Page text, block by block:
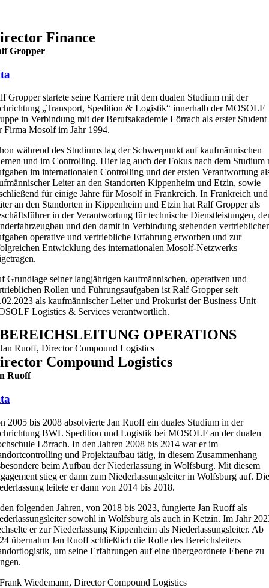
Finance
Gropper
Gropper startete seine Karriere mit dem dualen Studium mit der
„Transport, Spedition & Logistik“ innerhalb der MOSOLF
in Verbindung mit der Berufsakademie Lörrach als erster Student
Firma Mosolf im Jahr 1994.
während des Studiums lag der Schwerpunkt auf kaufmännischen
und im Controlling. Hier lag auch der Fokus nach dem Studium
im internationalen Controlling und der ersten Verantwortung
Leiter an den Standorten Kippenheim und Etzin, sowie
für einige Jahre für Mosolf in Frankreich. In Frankreich und
an den Standorten in Kippenheim und Etzin hat Ralf Gropper als
in der Verantwortung für technische Dienstleistungen,
und den damit in Verbindung stehenden
operative und vertriebliche Erfahrung erworben und zur
Entwicklung des internationalen Mosolf-Netzwerks
Grundlage seiner langjährigen kaufmännischen, operativen und
Rollen und Führungsaufgaben ist Ralf Gropper seit
als kaufmännischer Leiter und Prokurist der Business Unit
Logistics & Services verantwortlich.
BEREICHSLEITUNG OPERATIONS
Compound Logistics
Ruoff
2005 bis 2008 absolvierte Jan Ruoff ein duales Studium in der
BWL Spedition und Logistik bei MOSOLF an der dualen
Lörrach. In den Jahren 2008 bis 2014 war er im
und Projektaufbau tätig, in diesem Zusammenhang
beim Aufbau der Niederlassung in Wolfsburg. Mit diesem
stieg er dann zum Niederlassungsleiter in Wolfsburg auf. Die
leitete er dann von 2014 bis 2018.
folgenden Jahren, von 2018 bis 2023, fungierte Jan Ruoff als
sowohl in Wolfsburg als auch in Ketzin. Im Jahr
er zur Niederlassung Kippenheim als Niederlassungsleiter. Ab
übernahm Jan Ruoff schließlich die Rolle des Bereichsleiters
um seine Erfahrungen auf eine übergeordnete Ebene zu